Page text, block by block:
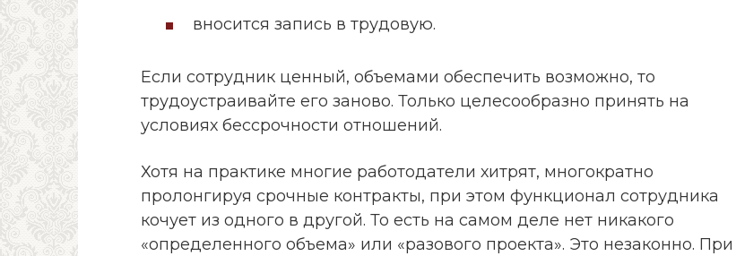
вносится запись в трудовую.
Если сотрудник ценный, объемами обеспечить возможно, то
трудоустраивайте его заново. Только целесообразно принять на
условиях бессрочности отношений.
Хотя на практике многие работодатели хитрят, многократно
пролонгируя срочные контракты, при этом функционал сотрудника
кочует из одного в другой. То есть на самом деле нет никакого
«определенного объема» или «разового проекта». Это незаконно. При